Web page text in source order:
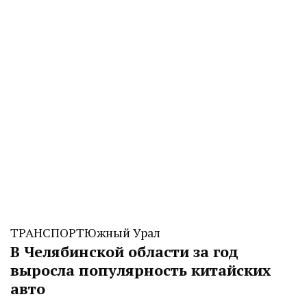
ТРАНСПОРТЮжный Урал
В Челябинской области за год
выросла популярность китайских
авто